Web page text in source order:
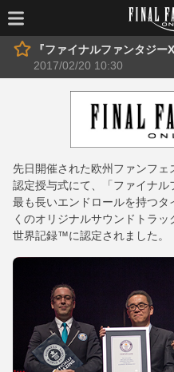
『ファイナルファンタジー
2017/02/20 10:30
先日開催された欧州ファンフ
認定授与式にて、「ファイナ
最も長いエンドロールを持つ
くのオリジナルサウンドトラ
世界記録™に認定されました。